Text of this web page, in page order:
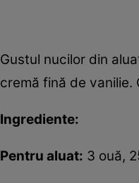
Gustul nucilor din
cremă fină de
Ingrediente:
Pentru aluat: 3 ouă,